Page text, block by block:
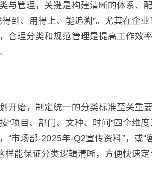
与管理，关键是构建清晰的体系、
得到、用得上、能追溯”。尤其在企
合理分类和规范管理是提高工作效
开始，制定统一的分类标准至关重
“项目、部门、文种、时间”四个维
“市场部-2025年-Q2宣传资料”，或“
样能保证分类逻辑清晰，方便快速定